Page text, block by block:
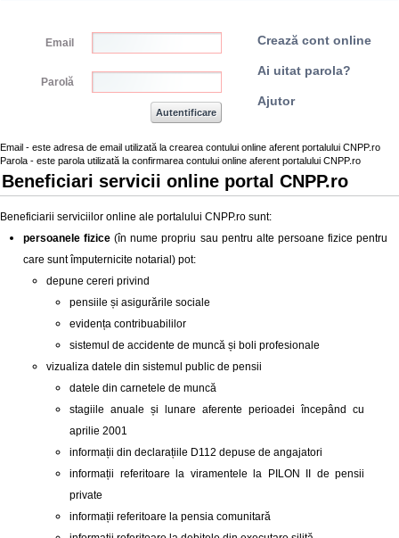
Email
Parolă
Crează cont online
Ai uitat parola?
Ajutor
Email - este adresa de email utilizată la crearea contului online aferent portalului CNPP.ro
Parola - este parola utilizată la confirmarea contului online aferent portalului CNPP.ro
Beneficiari servicii online portal CNPP.ro
Beneficiarii serviciilor online ale portalului CNPP.ro sunt:
persoanele fizice (în nume propriu sau pentru alte persoane fizice pentru
care sunt împuternicite notarial) pot:
depune cereri privind
pensiile și asigurările sociale
evidența contribuabililor
sistemul de accidente de muncă și boli profesionale
vizualiza datele din sistemul public de pensii
datele din carnetele de muncă
stagiile anuale și lunare aferente perioadei începând cu
aprilie 2001
informații din declarațiile D112 depuse de angajatori
informații referitoare la viramentele la PILON II de pensii
private
informații referitoare la pensia comunitară